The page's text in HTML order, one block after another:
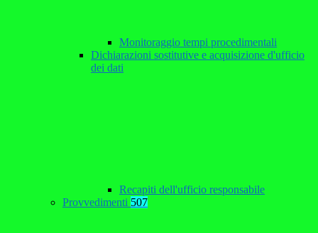
Monitoraggio tempi procedimentali
Dichiarazioni sostitutive e acquisizione d'ufficio
dei dati
Recapiti dell'ufficio responsabile
Provvedimenti 507